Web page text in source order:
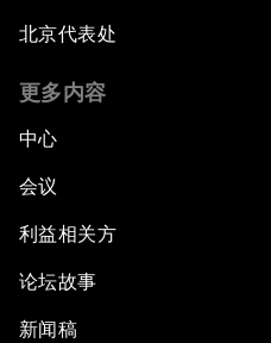
北京代表处
更多内容
中心
会议
利益相关方
论坛故事
新闻稿